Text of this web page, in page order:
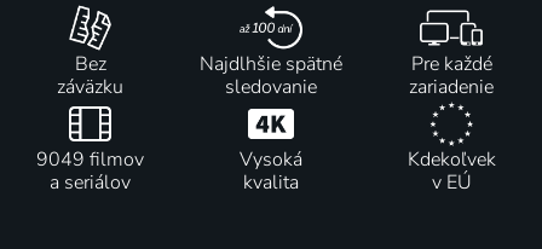
Bez
záväzku
Najdlhšie spätné
sledovanie
Pre každé
zariadenie
9049 filmov
a seriálov
Vysoká
kvalita
Kdekoľvek
v EÚ